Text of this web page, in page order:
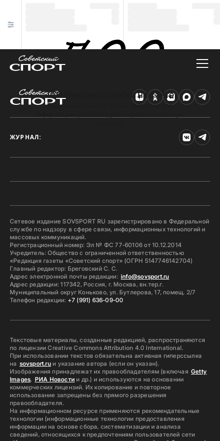
Техническая ошибка на сайте
Произошла ошибка. Чтобы найти нужную
ЖУРНАЛ:
Сетевое издание SOVSPORT RU зарегистрировано в Федеральной
службе по надзору в сфере связи, информационных технологий и
массовых коммуникаций.
Регистрационный номер: Эл № ФС 77-60106 от 10.12.2014
Учредитель: Общество с ограниченной ответственностью
«Редакция газеты «Советский спорт» (ОГРН 5147746142704)
Главный редактор: Бреговский С. С.
Адрес электронной почты редакции: info@sovsport.ru
Адрес редакции: 117342, Россия, г. Москва, вн.тер.г.
Муниципальный округ Коньково, ул. Бутлерова, 17, помещ. 2/7
Телефон редакции: +7 (991) 636-09-00
Текстовые материалы, созданные редакцией, распространяются
по лицензии Creative Commons Attribution 4.0 International.
При использовании текстов обязательна активная гиперссылка
на sovsport.ruи указание автора (если он указан).
Изображения принадлежат их правообладателям (включая Getty
Images, РИА Новостии др.) и используются на основании
коммерческих лицензий. Их копирование и повторное
использование запрещены без прямого разрешения
правообладателя.
На информационном ресурсе применяются рекомендательные
технологии (информационные технологии предоставления
информации на основе сбора, систематизации и анализа
сведений, относящихся к предпочтениям пользователей сети